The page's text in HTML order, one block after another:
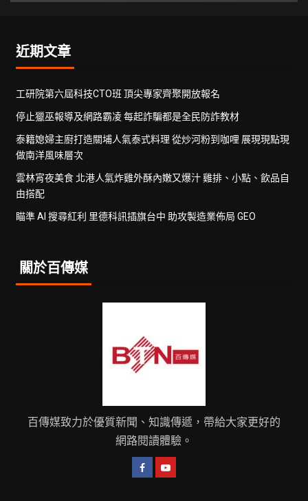
近期文章
工研院第六屆科技CTO班 頂尖專家齊聚開放報名
停止獵巫報導及網路霸凌 每起詐騙都是全民防詐教材
泰籍媳婦主廚打造關埔人氣泰式料理 從炒河粉到咖哩 展現現點現
做南洋風味層次
雲林宵夜美食 北港人氣炸雞外酥內嫩又爆汁 雞排、小點、飲品自
由搭配
瞄準 AI 搜尋紅利 里德科訊插旗台中 助攻製造業佈局 GEO
關於百傳媒
百傳媒致力於優質新聞、知識傳遞，帶給大家更好的
網路閱讀體驗。